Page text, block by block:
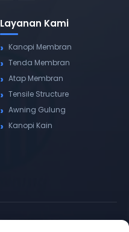
Layanan Kami
Kanopi Membran
Tenda Membran
Atap Membran
Tensile Structure
Awning Gulung
Kanopi Kain